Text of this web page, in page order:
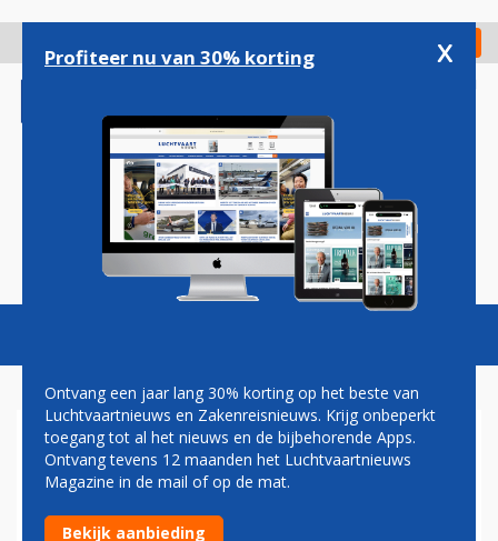
gaan
Check in
Magazine Podcasts Vacatures
EXTREEM HARDE LANDING
ZORGT VOOR FLINKE SCHADE
AAN BOEING 737
Profiteer nu van 30% korting x
Ontvang een jaar lang 30% korting op het beste van
Luchtvaartnieuws en Zakenreisnieuws. Krijg onbeperkt
toegang tot al het nieuws en de bijbehorende Apps.
Ontvang tevens 12 maanden het Luchtvaartnieuws
Magazine in de mail of op de mat.
Bekijk aanbieding